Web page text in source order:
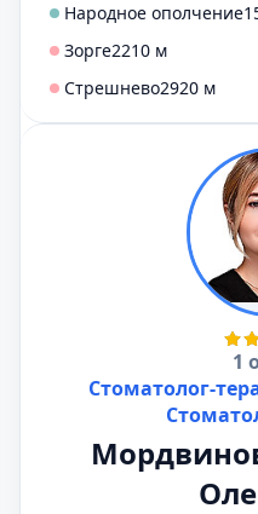
Народное ополчение
Зорге2210 м
Стрешнево2920 м
1
Стоматолог-